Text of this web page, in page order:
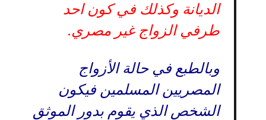
الديانة وكذلك في كون احد
طرفي الزواج غير مصري.
وبالطبع في حالة الأزواج
المصريين المسلمين فيكون
الشخص الذي يقوم بدور الموثق